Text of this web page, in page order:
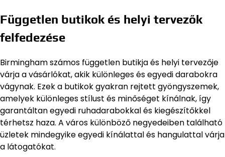
Független butikok és helyi tervezők
felfedezése
Birmingham számos független butikja és helyi tervezője
várja a vásárlókat, akik különleges és egyedi darabokra
vágynak. Ezek a butikok gyakran rejtett gyöngyszemek,
amelyek különleges stílust és minőséget kínálnak, így
garantáltan egyedi ruhadarabokkal és kiegészítőkkel
térhetsz haza. A város különböző negyedeiben található
üzletek mindegyike egyedi kínálattal és hangulattal várja
a látogatókat.